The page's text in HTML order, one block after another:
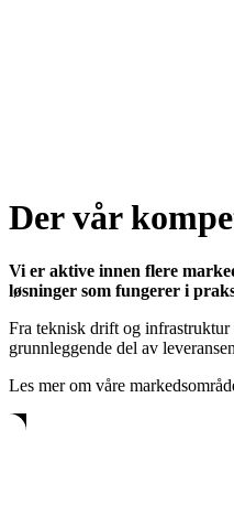
Der vår
Vi er aktive innen flere
løsninger som fungerer i
Fra teknisk drift og infrastruktur
grunnleggende del av
Les mer om våre